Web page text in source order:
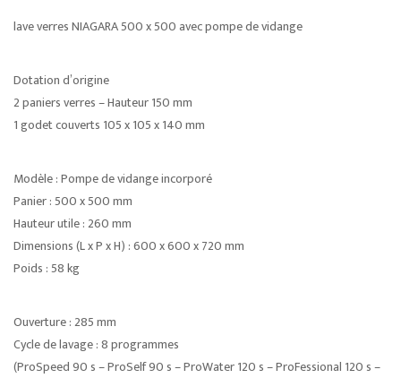
lave verres NIAGARA 500 x 500 avec pompe de vidange
Dotation d’origine
2 paniers verres – Hauteur 150 mm
1 godet couverts 105 x 105 x 140 mm
Modèle : Pompe de vidange incorporé
Panier : 500 x 500 mm
Hauteur utile : 260 mm
Dimensions (L x P x H) : 600 x 600 x 720 mm
Poids : 58 kg
Ouverture : 285 mm
Cycle de lavage : 8 programmes
(ProSpeed 90 s – ProSelf 90 s – ProWater 120 s – ProFessional 120 s –